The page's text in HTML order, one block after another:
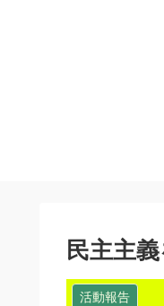
民主主
活動報告